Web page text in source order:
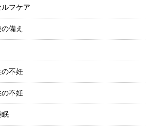
フケア
備え
不妊
不妊